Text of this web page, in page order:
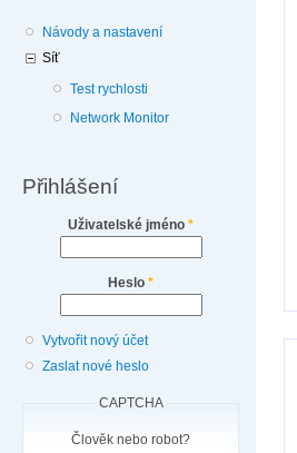
Návody a nastavení
Síť
Test rychlosti
Network Monitor
Přihlášení
Uživatelské jméno *
Heslo *
Vytvořit nový účet
Zaslat nové heslo
CAPTCHA
Člověk nebo robot?